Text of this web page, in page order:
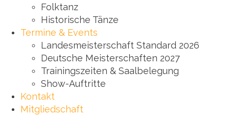
Folktanz
Historische Tänze
Termine & Events
Landesmeisterschaft Standard 2026
Deutsche Meisterschaften 2027
Trainingszeiten & Saalbelegung
Show-Auftritte
Kontakt
Mitgliedschaft